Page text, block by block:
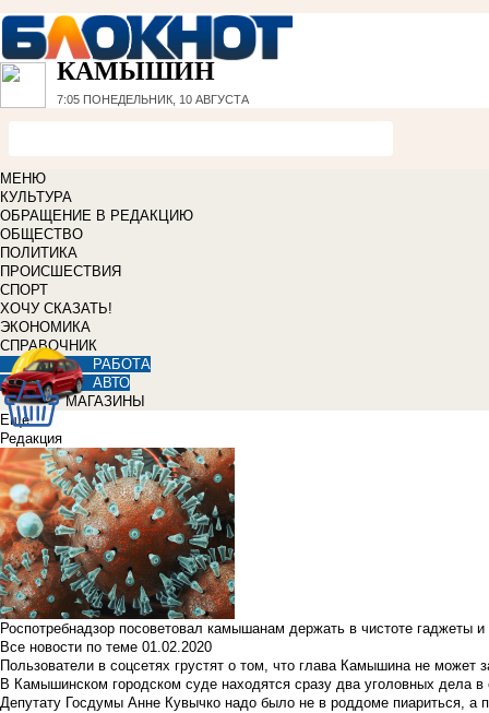
КАМЫШИН
7:05 ПОНЕДЕЛЬНИК, 10 АВГУСТА
МЕНЮ
КУЛЬТУРА
ОБРАЩЕНИЕ В РЕДАКЦИЮ
ОБЩЕСТВО
ПОЛИТИКА
ПРОИСШЕСТВИЯ
СПОРТ
ХОЧУ СКАЗАТЬ!
ЭКОНОМИКА
СПРАВОЧНИК
РАБОТА
АВТО
МАГАЗИНЫ
Еще
Редакция
Роспотребнадзор посоветовал камышанам держать в чистоте гаджеты
Все новости по теме 01.02.2020
Пользователи в соцсетях грустят о том, что глава Камышина не может
В Камышинском городском суде находятся сразу два уголовных дела
Депутату Госдумы Анне Кувычко надо было не в роддоме пиариться, а